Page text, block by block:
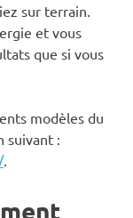
sur terrain.
et vous
que si vous
modèles du
suivant :
.